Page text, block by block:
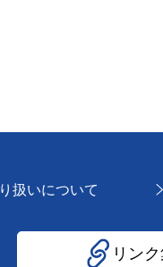
扱いについて
リン